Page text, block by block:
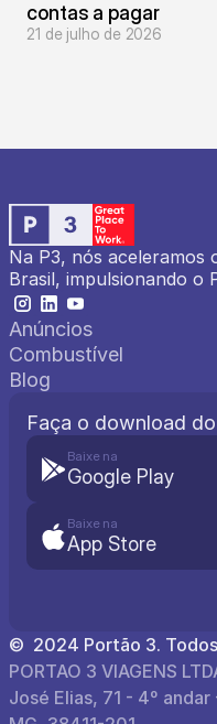
contas a pagar
21 de julho de 2026
Na P3, nós aceleramos
Brasil, impulsionando o
Anúncios
Combustível
Blog
Faça o download
Baixe na
Google Play
Baixe na
App Store
©  2024 Portão 3.
PORTAO 3 VIAGENS
José Elias, 71 - 4º